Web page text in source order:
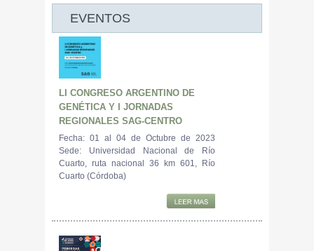
EVENTOS
LI CONGRESO ARGENTINO DE
GENÉTICA Y I JORNADAS
REGIONALES SAG-CENTRO
Fecha: 01 al 04 de Octubre de 2023
Sede: Universidad Nacional de Río
Cuarto, ruta nacional 36 km 601, Río
Cuarto (Córdoba)